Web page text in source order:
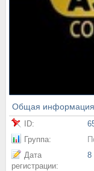
Общая информация
ID:
Группа:
Дата
регистрации:
8